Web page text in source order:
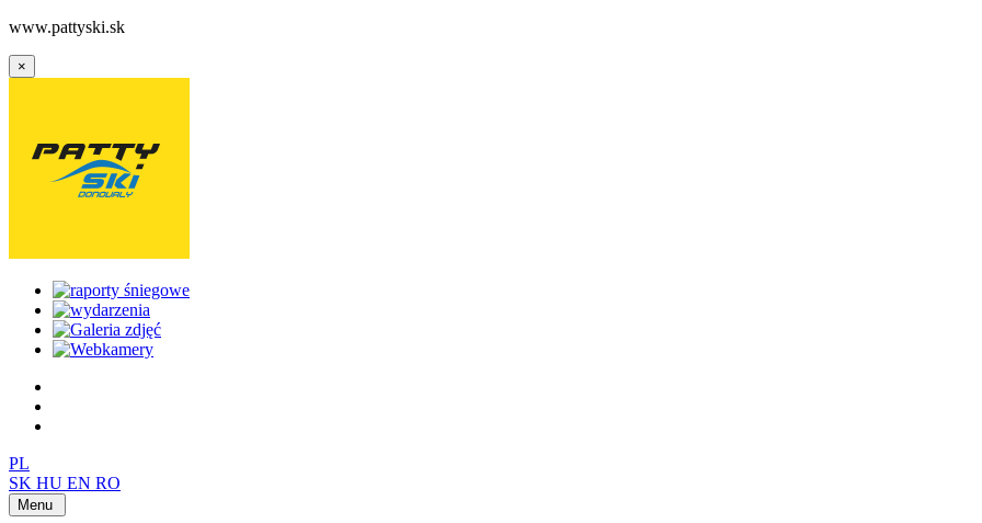
www.pattyski.sk
×
PL
SK HU EN RO
Menu